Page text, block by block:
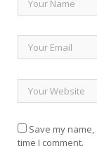
Save my
time I comment.